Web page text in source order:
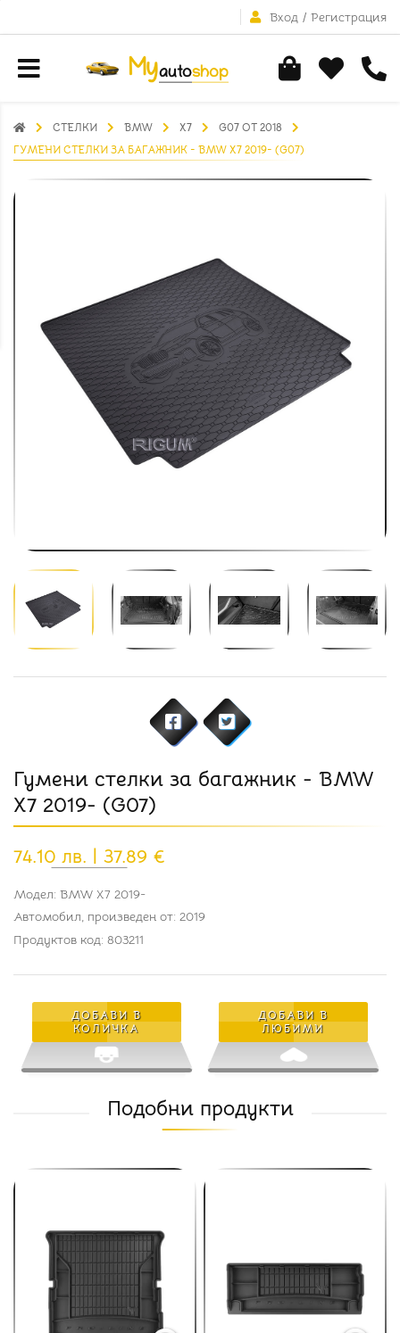
Вход / Регистрация
СТЕЛКИ BMW X7
G07 ОТ 2018
ГУМЕНИ СТЕЛКИ ЗА БАГАЖНИК - BMW X7 2019- (G07)
Гумени стелки за багажник - BMW
X7 2019- (G07)
74.10 лв. | 37.89 €
Модел: BMW X7 2019-
Автомобил, произведен от: 2019
Продуктов код: 803211
ДОБАВИ В
КОЛИЧКА
ДОБАВИ В
ЛЮБИМИ
Подобни продукти